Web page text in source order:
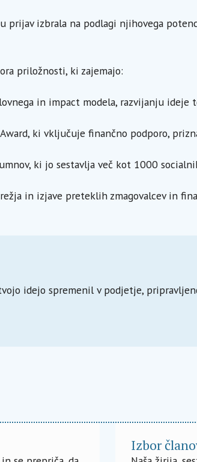
prijav izbrala na podlagi njihovega
priložnosti, ki zajemajo:
in impact modela, razvijanju ideje
ki vključuje finančno podporo,
ki jo sestavlja več kot 1000
in izjave preteklih zmagovalcev in
idejo spremenil v podjetje,
Izbor